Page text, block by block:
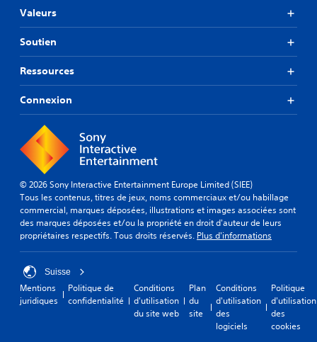
Valeurs
Soutien
Ressources
Connexion
© 2026 Sony Interactive Entertainment Europe Limited (SIEE)
Tous les contenus, titres de jeux, noms commerciaux et/ou habillage
commercial, marques déposées, illustrations et images associées sont
des marques déposées et/ou la propriété en droit d'auteur de leurs
propriétaires respectifs. Tous droits réservés. Plus d'informations
Suisse
Mentions
juridiques
Politique de
confidentialité
Conditions
d'utilisation
du site web
Plan
du
site
Conditions
d'utilisation
des
logiciels
Politique
d'utilisation
des
cookies